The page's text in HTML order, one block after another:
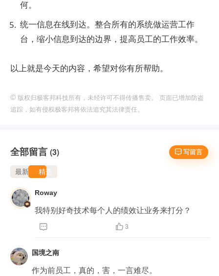
何。
统一信息在线到达。整合所有的系统做运营工作
台，缩小信息到达的边界，提高员工的工作效率。
以上就是今天的内容，希望对你有所帮助。
© 版权归极客邦科技所有，未经许可不得传播售卖。 页面已增加防盗
追踪，如有侵权极客邦将依法追究其法律责任。
 写留言
全部留言 (3)
最新 精选
Roway
我特别好奇技术每个人的绩效让业务来打分？
  3
国境之南
作为前员工，真的，害，一言难尽。